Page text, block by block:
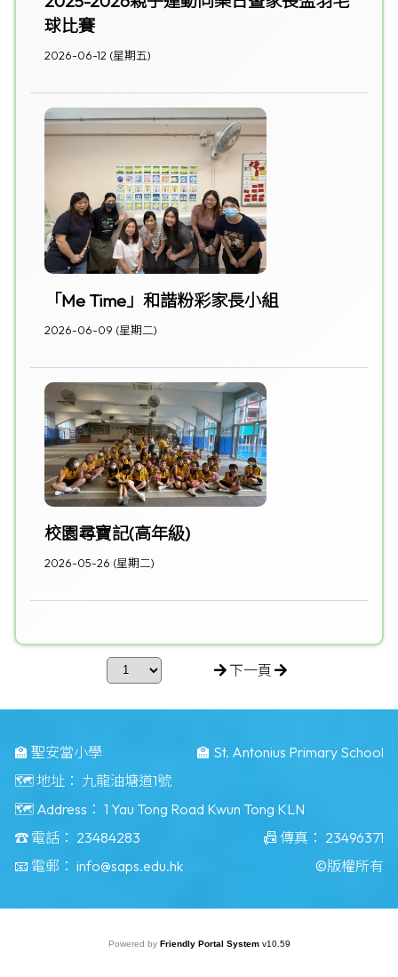
球比賽
2026-06-12 (星期五)
「Me Time」和諧粉彩家長小組
2026-06-09 (星期二)
校園尋寶記(高年級)
2026-05-26 (星期二)
下一頁
🏫 聖安當小學
🏫 St. Antonius Primary School
🗺️ 地址： 九龍油塘道1號
🗺️ Address： 1 Yau Tong Road Kwun Tong KLN
☎️ 電話： 23484283 📠 傳真： 23496371
📧 電郵： info@saps.edu.hk ©版權所有
Powered by Friendly Portal System v10.59